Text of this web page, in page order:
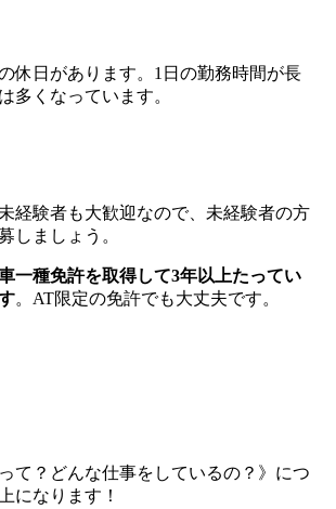
休日があります。1日の勤務時間が長
多くなっています。
経験者も大歓迎なので、未経験者の方
しましょう。
一種免許を取得して3年以上たってい
。AT限定の免許でも大丈夫です。
て？どんな仕事をしているの？》につ
になります！